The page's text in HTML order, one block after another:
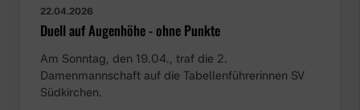
22.04.2026
Duell auf Augenhöhe - ohne Punkte
Am Sonntag, den 19.04., traf die 2.
Damenmannschaft auf die Tabellenführerinnen SV
Südkirchen.